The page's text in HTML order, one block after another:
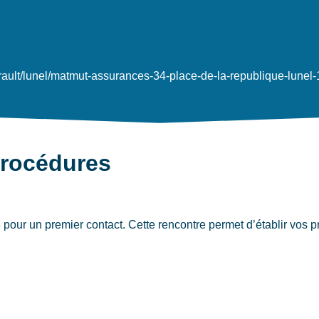
lunel/matmut-assurances-34-place-de-la-republique-lunel-
un premier contact. Cette rencontre permet d’établir vos